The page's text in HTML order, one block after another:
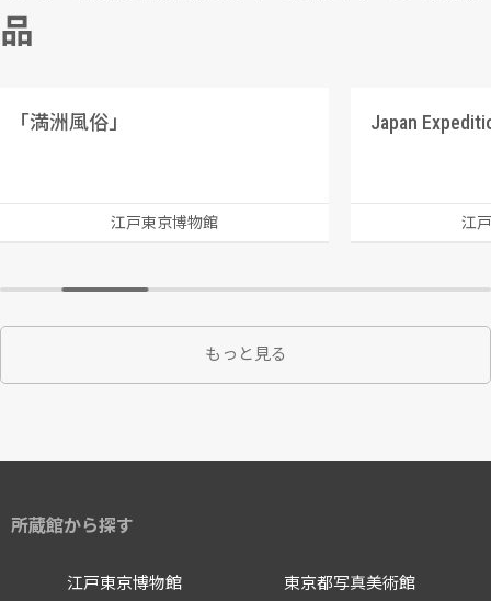
品
｢満洲風俗」
江戸東京博物館 江
もっと見る
所蔵館から探す
江戸東京博物館 東京都写真美術館